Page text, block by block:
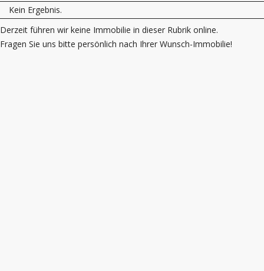
Kein Ergebnis.
Derzeit führen wir keine Immobilie in dieser Rubrik online.
Fragen Sie uns bitte persönlich nach Ihrer Wunsch-Immobilie!